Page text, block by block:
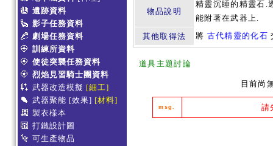
遺跡資料
影子任務資料
劇場任務資料
訓練所資料
使徒突襲任務資料
烈焰見習騎士團資料
武器改造模擬 [細工]
武器聚能 [效果] [材料]
製衣樣本
打鐵設計圖
可生產物品
物品說明
精靈沉睡的精靈石.
能附著在武器上.
其他取得法
將 古代精靈的化石
道具主題討論
目前尚
msg. 請